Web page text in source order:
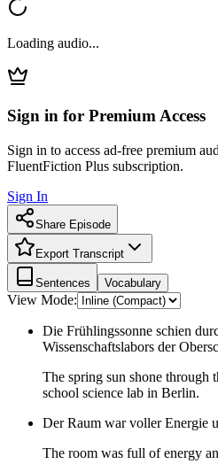
Loading audio...
Sign in for Premium Access
Sign in to access ad-free premium
FluentFiction Plus subscription.
Sign In
Share Episode
Export Transcript
Sentences Vocabulary
View Mode:
Die Frühlingssonne schien
Wissenschaftslabors der
The spring sun shone through
school science lab in Berlin.
Der Raum war voller Energie
The room was full of energy